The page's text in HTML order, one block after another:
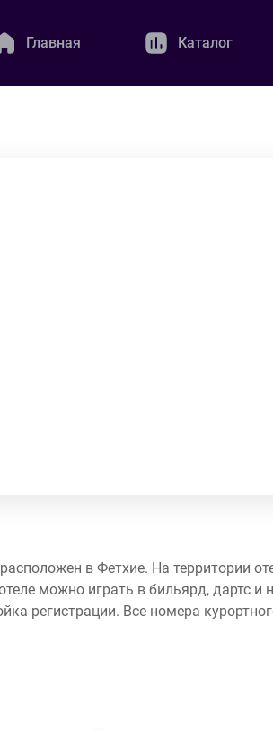
Главная Каталог
в Фетхие. На территории
можно играть в бильярд, дартс и
регистрации. Все номера